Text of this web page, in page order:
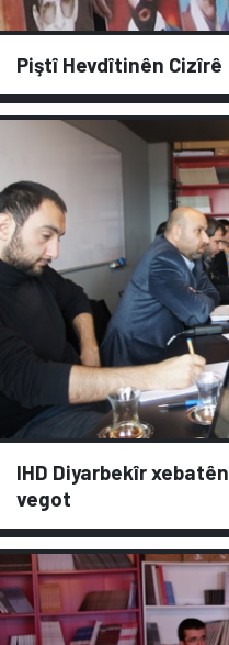
Piştî Hevdîtinên Cizîrê
IHD Diyarbekîr
vegot